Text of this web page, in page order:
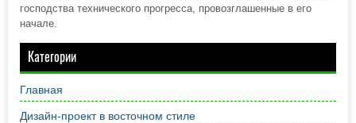
господства технического прогресса, провозглашенные в его
начале.
Категории
Главная
Дизайн-проект в восточном стиле